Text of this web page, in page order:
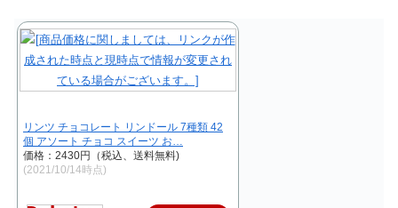
リンツ チョコレート リンドール 7種類 42
個 アソート チョコ スイーツ お…
価格：2430円（税込、送料無料)
(2021/10/14時点)